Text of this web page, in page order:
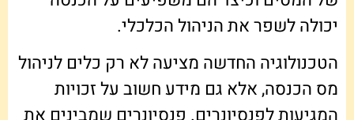
יכולה לשפר את הניהול הכלכלי.
הטכנולוגיה החדשה מציעה לא רק כלים לניהול
מס הכנסה, אלא גם מידע חשוב על זכויות